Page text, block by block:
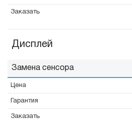
Дисплей
Замена сенсора